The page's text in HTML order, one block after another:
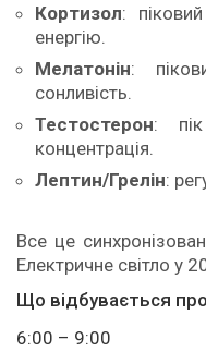
Кортизол:
енергію.
Мелатонін:
сонливість.
Тестостерон:
концентрація.
Лептин/Грелін:
Все це
Електричне світло у
Що відбувається
6:00 – 9:00